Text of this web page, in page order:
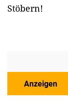
Stöbern!
Anzeigen